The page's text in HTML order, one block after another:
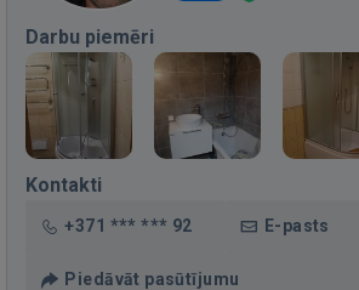
Darbu piemēri
Kontakti
+371 *** *** 92 E-pasts
Piedāvāt pasūtījumu